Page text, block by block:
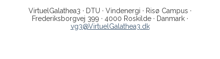
VirtuelGalathea3 · DTU · Vindenergi · Risø Campus ·
Frederiksborgvej 399 · 4000 Roskilde · Danmark ·
vg3@VirtuelGalathea3.dk